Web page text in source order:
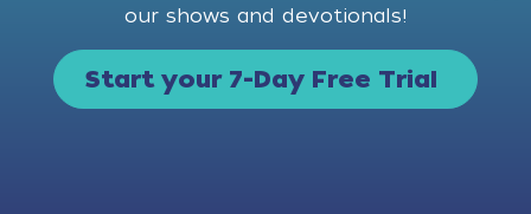
our shows and devotionals!
Start your 7-Day Free Trial